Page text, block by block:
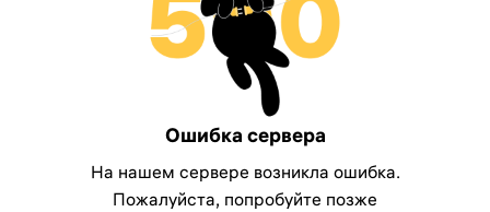
Ошибка сервера
На нашем сервере возникла ошибка.
Пожалуйста, попробуйте позже